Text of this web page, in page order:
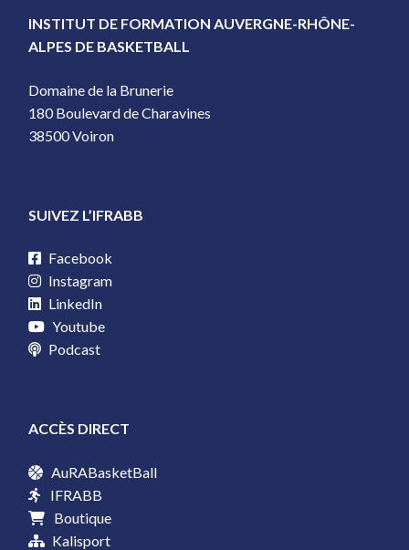
INSTITUT DE FORMATION AUVERGNE-RHÔNE-
ALPES DE BASKETBALL
Domaine de la Brunerie
180 Boulevard de Charavines
38500 Voiron
SUIVEZ L’IFRABB
Facebook
Instagram
LinkedIn
Youtube
Podcast
ACCÈS DIRECT
AuRABasketBall
IFRABB
Boutique
Kalisport